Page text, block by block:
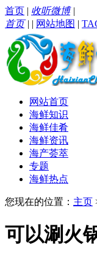
首页 | 收听微博|
首页| | 网站地图 |
网站首页
海鲜知识
海鲜佳肴
海鲜资讯
海产荟萃
专题
海鲜热点
您现在的位置： 主页
可以涮火